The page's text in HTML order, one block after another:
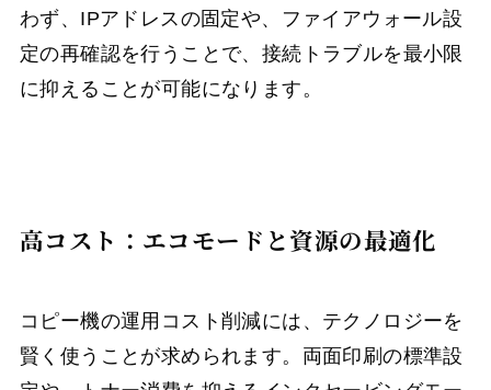
わず、IPアドレスの固定や、ファイアウォール設
定の再確認を行うことで、接続トラブルを最小限
に抑えることが可能になります。
高コスト：エコモードと資源の最適化
コピー機の運用コスト削減には、テクノロジーを
賢く使うことが求められます。両面印刷の標準設